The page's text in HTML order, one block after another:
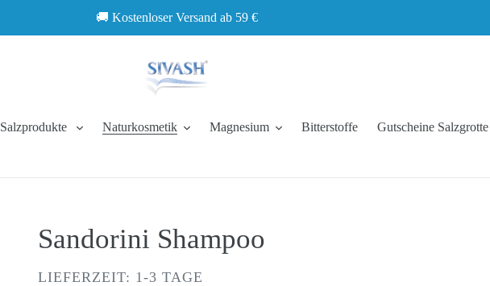
🚚 Kostenloser Versand ab 59 €
Salzprodukte Naturkosmetik Magnesium Bitterstoffe Gutscheine Salzgrotte
Sandorini Shampoo
VERKÄUFER
LIEFERZEIT: 1-3 TAGE